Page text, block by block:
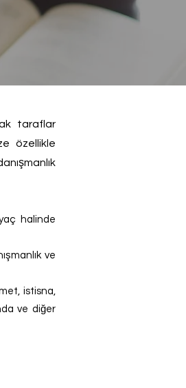
taraflar
özellikle
halinde
ve
istisna,
ve diğer